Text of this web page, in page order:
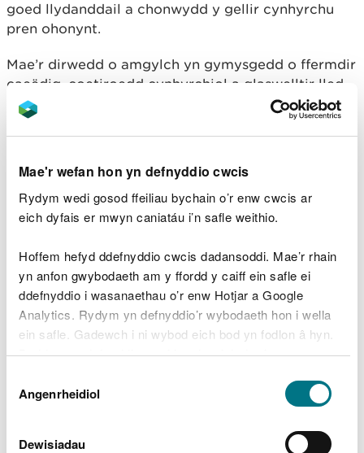
Mae'r wefan hon yn defnyddio cwcis
Rydym wedi gosod ffeiliau bychain o’r enw cwcis ar
eich dyfais er mwyn caniatáu i’n safle weithio.
Hoffem hefyd ddefnyddio cwcis dadansoddi. Mae’r rhain
yn anfon gwybodaeth am y ffordd y caiff ein safle ei
ddefnyddio i wasanaethau o’r enw Hotjar a Google
Analytics. Rydym yn defnyddio’r wybodaeth hon i wella
ein safle. Gadewch i ni wybod eich bod yn fodlon â hyn.
Byddwn yn defnyddio cwci i gadw eich dewis.
Gellirdarllen mwy am ein cwcis cyn i chi ddewis.
Caniatâd
Angenrheidiol
Dewisiadau
goed llydanddail a chonwydd y gellir cynhyrchu
pren ohonynt.
Mae’r dirwedd o amgylch yn gymysgedd o ffermdir
caeëdig, coetiroedd cynhyrchiol a glaswelltir lled-
naturiol.
Crynodeb o’r amcanion
cynnal a gwella cydnerthedd ecosystemau, yn
ogystal â’r buddion y maent yn eu darparu:
Hybu amrywiaeth rhywogaethau yn y goedwig,
gan ystyried cyflwr y safle yn awr ac yn y
dyfodol, gyda’r nod o hybu cadernid rhag plâu,
clefydau a newid yn yr hinsawdd a chreu
coedwig gydnerth ar gyfer cenedlaethau’r
dyfodol.
Llansawel drwy gael gwared yn raddol â
chonwydd o’r ardaloedd hyn, gan ddefnyddio
Systemau Coedwrol Effaith Isel lle bo hynny’n
Gwella amrywiaeth strwythurol y coetir drwy